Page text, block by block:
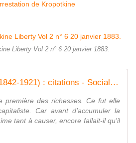
Liberty Vol 2 n° 6 20 janvier 1883.
★ KROPOTKINE (1842-1921) : citations - Socialisme libertaire
première des richesses. Ce fut elle
Car avant d'accumuler la
tant à causer, encore fallait-il qu'il